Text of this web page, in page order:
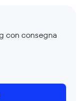
con consegna